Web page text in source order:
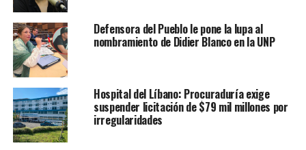
Defensora del Pueblo le pone la lupa al
nombramiento de Didier Blanco en la UNP
Hospital del Líbano: Procuraduría exige
suspender licitación de $79 mil millones por
irregularidades